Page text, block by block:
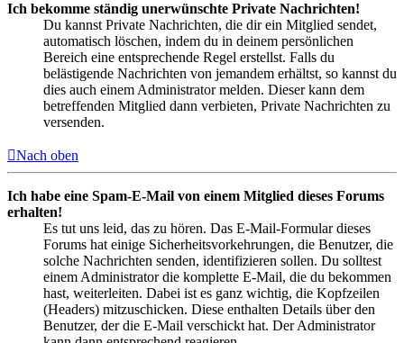
Ich bekomme ständig unerwünschte Private Nachrichten!
Du kannst Private Nachrichten, die dir ein Mitglied sendet,
automatisch löschen, indem du in deinem persönlichen
Bereich eine entsprechende Regel erstellst. Falls du
belästigende Nachrichten von jemandem erhältst, so kannst du
dies auch einem Administrator melden. Dieser kann dem
betreffenden Mitglied dann verbieten, Private Nachrichten zu
versenden.
Nach oben
Ich habe eine Spam-E-Mail von einem Mitglied dieses Forums
erhalten!
Es tut uns leid, das zu hören. Das E-Mail-Formular dieses
Forums hat einige Sicherheitsvorkehrungen, die Benutzer, die
solche Nachrichten senden, identifizieren sollen. Du solltest
einem Administrator die komplette E-Mail, die du bekommen
hast, weiterleiten. Dabei ist es ganz wichtig, die Kopfzeilen
(Headers) mitzuschicken. Diese enthalten Details über den
Benutzer, der die E-Mail verschickt hat. Der Administrator